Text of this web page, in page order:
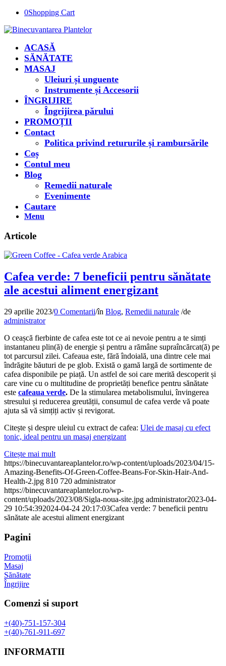
0Shopping Cart
ACASĂ
SĂNĂTATE
MASAJ
Uleiuri și unguente
Instrumente și Accesorii
ÎNGRIJIRE
Îngrijirea părului
PROMOȚII
Contact
Politica privind retururile și rambursările
Coș
Contul meu
Blog
Remedii naturale
Evenimente
Cautare
Menu
Articole
Cafea verde: 7 beneficii pentru sănătate
ale acestui aliment energizant
29 aprilie 2023/0 Comentarii/în Blog, Remedii naturale /de
administrator
O ceașcă fierbinte de cafea este tot ce ai nevoie pentru a te simți
instantaneu plin(ă) de energie și pentru a rămâne supraîncărcat(ă) pe
tot parcursul zilei. Cafeaua este, fără îndoială, una dintre cele mai
îndrăgite băuturi de pe glob. Există o gamă largă de sortimente de
cafea disponibile pe piață. Un astfel de soi care merită descoperit și
care vine cu o multitudine de proprietăți benefice pentru sănătate
este cafeaua verde. De la stimularea metabolismului, învingerea
stresului și reducerea greutății, consumul de cafea verde vă poate
ajuta să vă simțiți activ și revigorat.
Citește și despre uleiul cu extract de cafea: Ulei de masaj cu efect
tonic, ideal pentru un masaj energizant
Citește mai mult
https://binecuvantareaplantelor.ro/wp-content/uploads/2023/04/15-
Amazing-Benefits-Of-Green-Coffee-Beans-For-Skin-Hair-And-
Health-2.jpg 810 720 administrator
https://binecuvantareaplantelor.ro/wp-
content/uploads/2023/08/Sigla-noua-site.jpg administrator2023-04-
29 10:54:392024-04-24 20:17:03Cafea verde: 7 beneficii pentru
sănătate ale acestui aliment energizant
Pagini
Promoții
Masaj
Sănătate
Îngrijire
Comenzi si suport
+(40)-751-157-304
+(40)-761-911-697
INFORMATII